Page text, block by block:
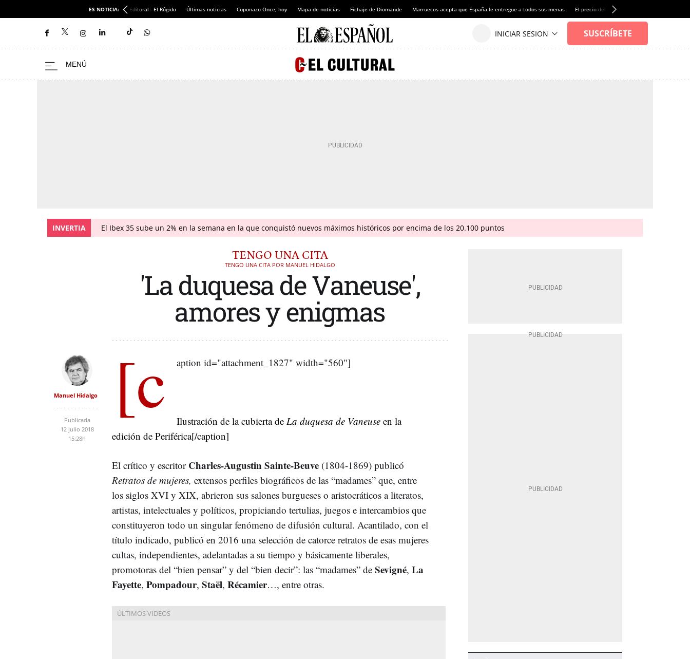
ES NOTICIA: Editoral - El Rúgido Últimas noticias Cuponazo Once, hoy Mapa de noticias Fichaje de Diomande Marruecos acepta que España le entregue a todos sus menas El precio del alquiler de vivienda baja por
INVERTIA El Ibex 35 sube un 2% en la semana en la que conquistó nuevos máximos históricos por encima de los 20.100 puntos
TENGO UNA CITA
TENGO UNA CITA POR MANUEL HIDALGO
'La duquesa de Vaneuse',
amores y enigmas
Manuel Hidalgo
Publicada
12 julio 2018
15:28h
[c aption id="attachment_1827" width="560"]
Ilustración de la cubierta de La duquesa de Vaneuse en la
edición de Periférica[/caption]
El crítico y escritor Charles-Augustin Sainte-Beuve (1804-1869) publicó
Retratos de mujeres, extensos perfiles biográficos de las “madames” que, entre
los siglos XVI y XIX, abrieron sus salones burgueses o aristocráticos a literatos,
artistas, intelectuales y políticos, propiciando tertulias, juegos e intercambios que
constituyeron todo un singular fenómeno de difusión cultural. Acantilado, con el
título indicado, publicó en 2016 una selección de catorce retratos de esas mujeres
cultas, independientes, adelantadas a su tiempo y básicamente liberales,
promotoras del “bien pensar” y del “bien decir”: las “madames” de Sevigné, La
Fayette, Pompadour, Staël, Récamier…, entre otras.